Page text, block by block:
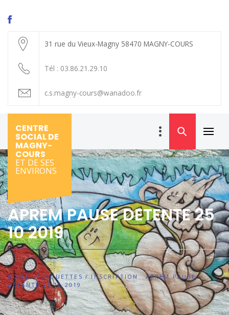
31 rue du Vieux-Magny 58470 MAGNY-COURS
Tél : 03.86.21.29.10
c.s.magny-cours@wanadoo.fr
CENTRE
SOCIAL DE
MAGNY-
COURS
ET DE SES
ENVIRONS
Menu
APREM PAUSE DETENTE 25
10 2019
HOME PLAQUETTES / INSCRIPTION
APREM PAUSE
DETENTE 25 10 2019